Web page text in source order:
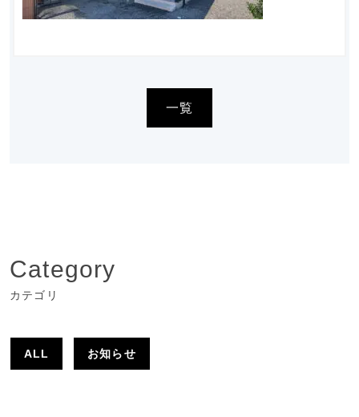
一覧
Category
カテゴリ
ALL お知らせ